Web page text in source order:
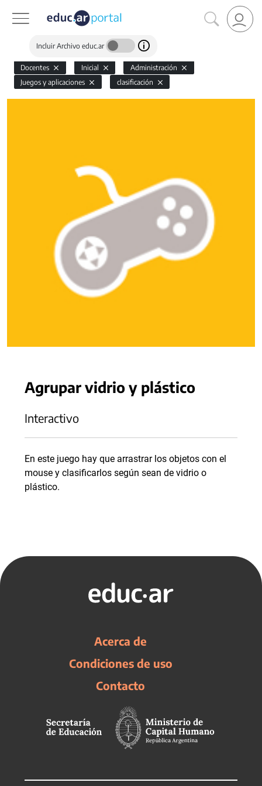
Incluir Archivo educ.ar
Docentes Inicial
Administración
Juegos y aplicaciones
clasificación
Agrupar vidrio y plástico
Interactivo
En este juego hay que arrastrar los objetos con el
mouse y clasificarlos según sean de vidrio o
plástico.
Acerca de
Condiciones de uso
Contacto